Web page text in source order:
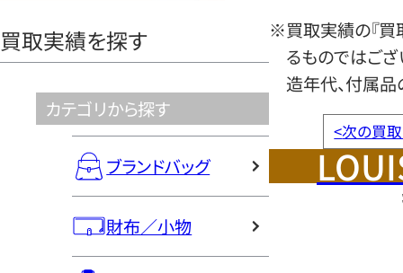
買取実績を探す
カテゴリから探す
ブランドバッグ
財布／小物
※買取実績の『買
るものではござ
造年代、付属品
<次の買